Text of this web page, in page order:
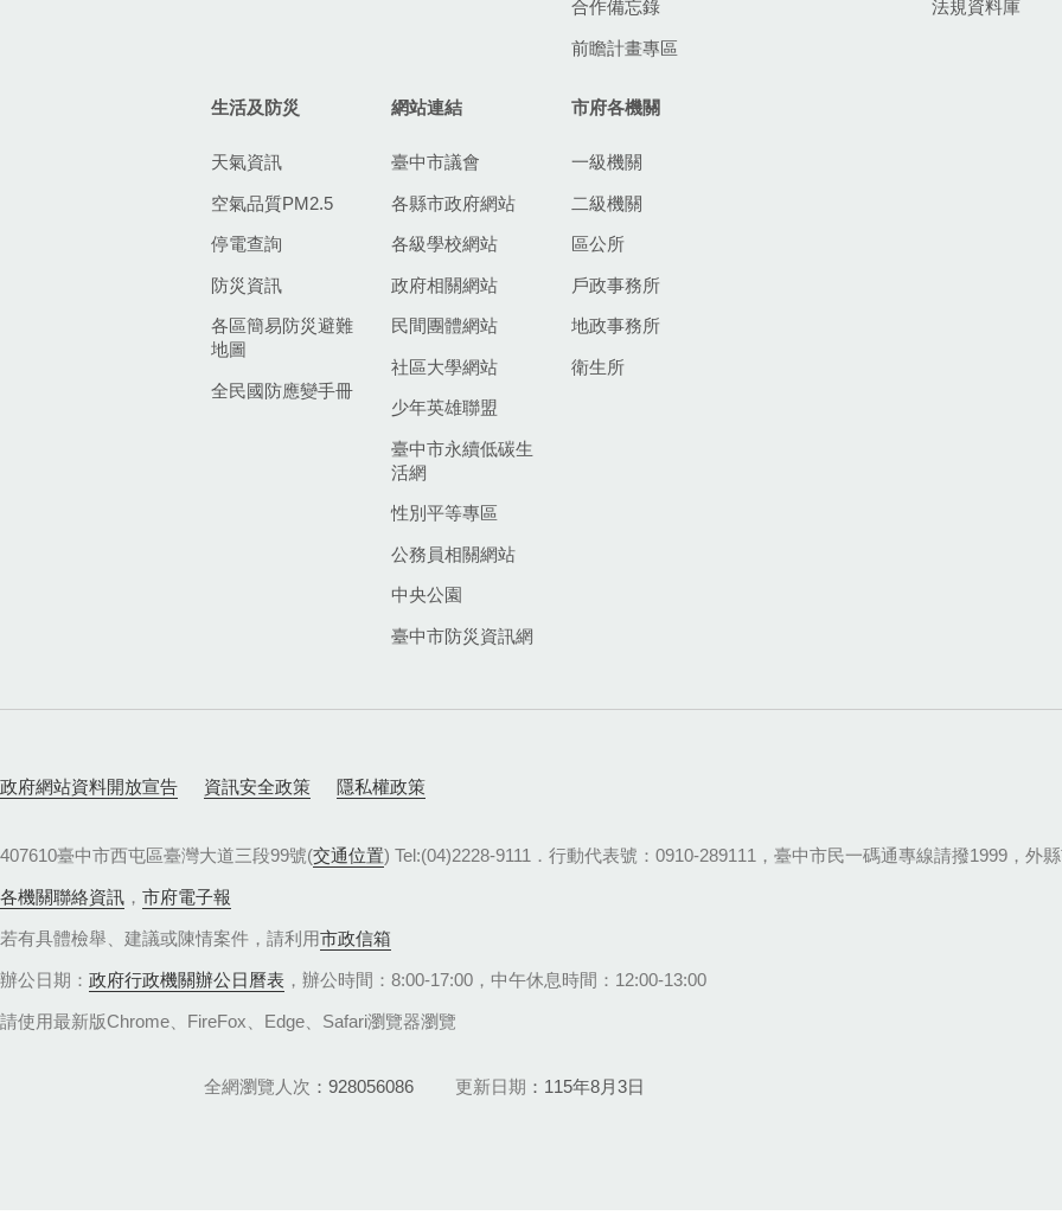
合作備忘錄
前瞻計畫專區
法規資料庫
生活及防災
天氣資訊
空氣品質PM2.5
停電查詢
防災資訊
各區簡易防災避難
地圖
全民國防應變手冊
網站連結
臺中市議會
各縣市政府網站
各級學校網站
政府相關網站
民間團體網站
社區大學網站
少年英雄聯盟
臺中市永續低碳生
活網
性別平等專區
公務員相關網站
中央公園
臺中市防災資訊網
市府各機關
一級機關
二級機關
區公所
戶政事務所
地政事務所
衛生所
政府網站資料開放宣告 資訊安全政策 隱私權政策
407610臺中市西屯區臺灣大道三段99號(交通位置) Tel:(04)2228-9111．行動代表號：0910-289111，臺中市民一碼通專線請撥1999，外
各機關聯絡資訊 ， 市府電子報
若有具體檢舉、建議或陳情案件，請利用市政信箱
辦公日期： 政府行政機關辦公日曆表 ，辦公時間：8:00-17:00，中午休息時間：12:00-13:00
請使用最新版Chrome、FireFox、Edge、Safari瀏覽器瀏覽
全網瀏覽人次 928056086 更新日期 115年8月3日